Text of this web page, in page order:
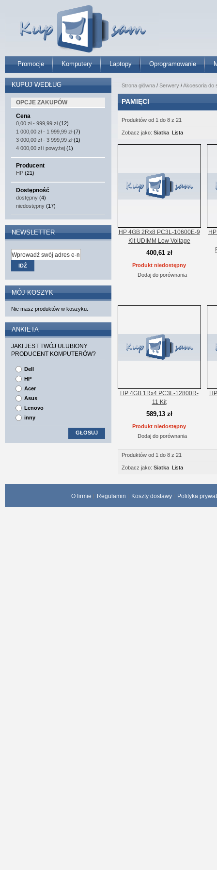
Promocje Komputery Laptopy Oprogramowanie
Strona główna / Serwery /Akcesoria do
PAMIĘCI
Produktów od 1 do 8 z 21
Zobacz jako: Siatka Lista
HP 4GB 2Rx8 PC3L-10600E-9
Kit UDIMM Low Voltage
400,61 zł
Produkt niedostępny
Dodaj do porównania
HP 4GB 1Rx4 PC3L-12800R-
11 Kit
589,13 zł
Produkt niedostępny
Dodaj do porównania
Produktów od 1 do 8 z 21
Zobacz jako: Siatka Lista
KUPUJ WEDŁUG
OPCJE ZAKUPÓW
Cena
0,00 zł- 999,99 zł(12)
1 000,00 zł- 1 999,99 zł(7)
3 000,00 zł- 3 999,99 zł(1)
4 000,00 złi powyżej (1)
Producent
HP (21)
Dostępność
dostępny (4)
niedostępny (17)
NEWSLETTER
IDŹ
MÓJ KOSZYK
Nie masz produktów w koszyku.
ANKIETA
JAKI JEST TWÓJ ULUBIONY
PRODUCENT KOMPUTERÓW?
Dell
HP
Acer
Asus
Lenovo
inny
GŁOSUJ
O firmie Regulamin Koszty dostawy Polityka